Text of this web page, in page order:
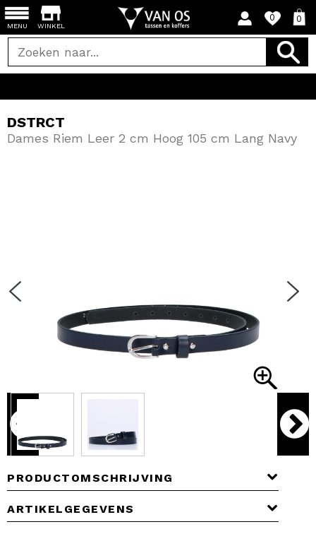
WINKEL
0 0
MENU
PRODUCTOMSCHRIJVING
ARTIKELGEGEVENS
DSTRCT
Dames Riem Leer 2 cm Hoog 105 cm Lang Navy